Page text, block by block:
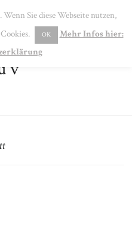
v
Sie diese Webseite nutzen,
OK
Mehr Infos hier: